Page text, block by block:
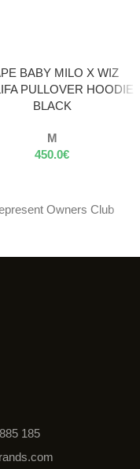
BABY MILO X WIZ
PULLOVER HOODIE
BLACK
M
450.0€
Owners Club
185